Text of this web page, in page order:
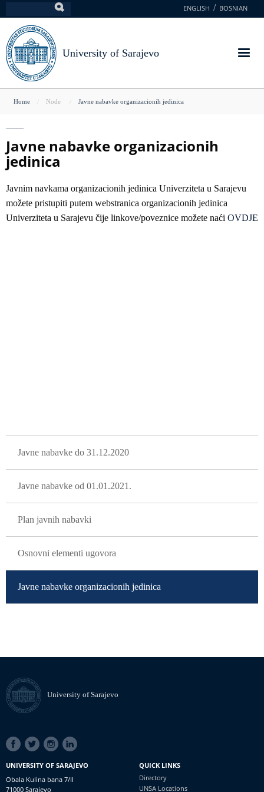
to
main
content
ENGLISH BOSNIAN
University of Sarajevo
You
here
Home Node Javne nabavke organizacionih jedinica
Javne nabavke organizacionih
jedinica
Javnim navkama organizacionih jedinica Univerziteta u Sarajevu
možete pristupiti putem webstranica organizacionih jedinica
Univerziteta u Sarajevu čije linkove/poveznice možete naći OVDJE
Javne nabavke do 31.12.2020
Javne nabavke od 01.01.2021.
Plan javnih nabavki
Osnovni elementi ugovora
Javne nabavke organizacionih jedinica
University of Sarajevo
SOCIAL
LINKS
UNIVERSITY OF SARAJEVO
Obala Kulina bana 7/II
71000 Sarajevo
QUICK LINKS
Directory
UNSA Locations